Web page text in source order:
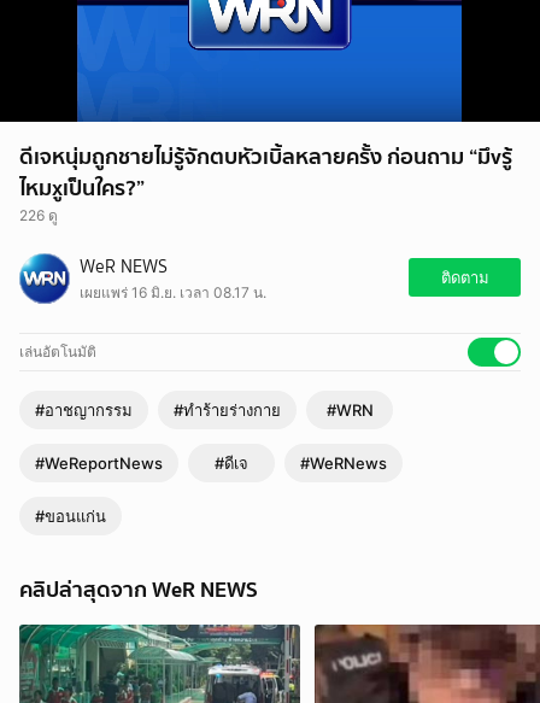
ดีเจหนุ่มถูกชายไม่รู้จักตบหัวเบิ้ลหลายครั้ง ก่อนถาม “มึvรู้
ไหมxูเป็นใคร?”
226 ดู
WeR NEWS
เผยแพร่ 16 มิ.ย. เวลา 08.17 น.
ติดตาม
เล่นอัตโนมัติ
#อาชญากรรม #ทำร้ายร่างกาย #WRN
#WeReportNews #ดีเจ #WeRNews
#ขอนแก่น
คลิปล่าสุดจาก WeR NEWS